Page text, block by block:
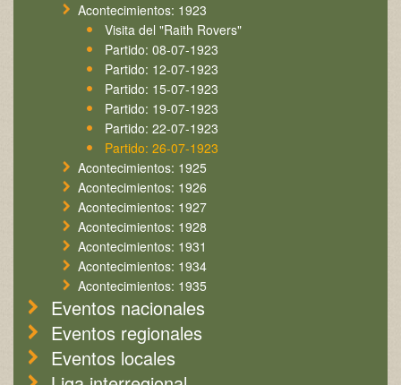
Acontecimientos: 1923
Visita del "Raith Rovers"
Partido: 08-07-1923
Partido: 12-07-1923
Partido: 15-07-1923
Partido: 19-07-1923
Partido: 22-07-1923
Partido: 26-07-1923
Acontecimientos: 1925
Acontecimientos: 1926
Acontecimientos: 1927
Acontecimientos: 1928
Acontecimientos: 1931
Acontecimientos: 1934
Acontecimientos: 1935
Eventos nacionales
Eventos regionales
Eventos locales